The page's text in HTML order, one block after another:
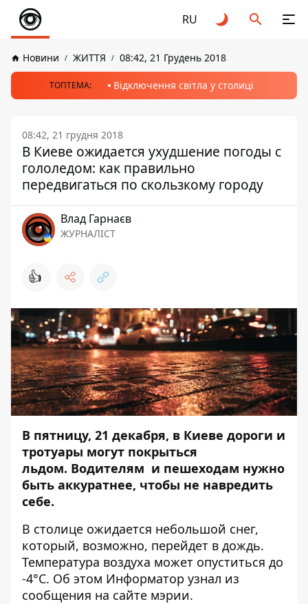
RU
Новини ЖИТТЯ 08:42, 21 Грудень 2018
ТОПТЕМА: Відключення світла у столиці
08:42, 21 грудня 2018
В Киеве ожидается ухудшение погоды с
гололедом: как правильно
передвигаться по скользкому городу
Влад Гарнаєв
ЖУРНАЛІСТ
👍
В пятницу, 21 декабря, в Киеве дороги и
тротуары могут покрыться
льдом. Водителям и пешеходам нужно
быть аккуратнее, чтобы не навредить
себе.
В столице ожидается небольшой снег,
который, возможно, перейдет в дождь.
Температура воздуха может опуститься до
-4°C. Об этом Информатор узнал из
сообщения на сайте мэрии.